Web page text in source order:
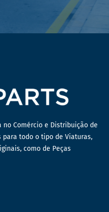
no Comércio e Distribuição de
para todo o tipo de Viaturas,
como de Peças